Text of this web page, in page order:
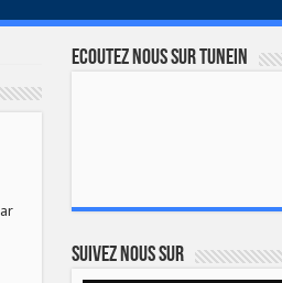
Ecoutez nous sur TuneIn
Suivez nous sur